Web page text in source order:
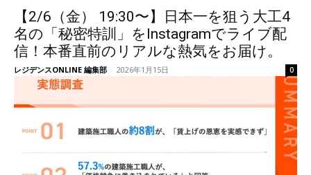
【2/6（金） 19:30〜】日本一を狙う大工4
名の「秘密特訓」をInstagramでライブ配
信！本番直前のリアルな熱気をお届け。
レジデンスONLINE 編集部 - 2026年1月15日 0